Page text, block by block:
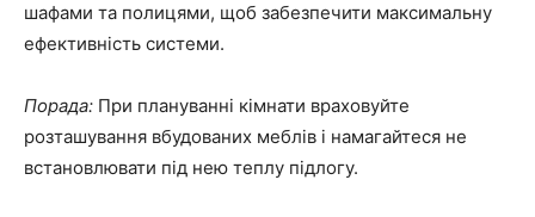
шафами та полицями, щоб забезпечити максимальну
ефективність системи.
Порада: При плануванні кімнати враховуйте
розташування вбудованих меблів і намагайтеся не
встановлювати під нею теплу підлогу.